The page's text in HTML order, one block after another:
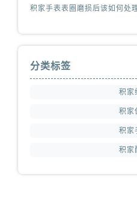
积家手表表圈磨损后该如何处
分类标签
积家
积家
积家
积家